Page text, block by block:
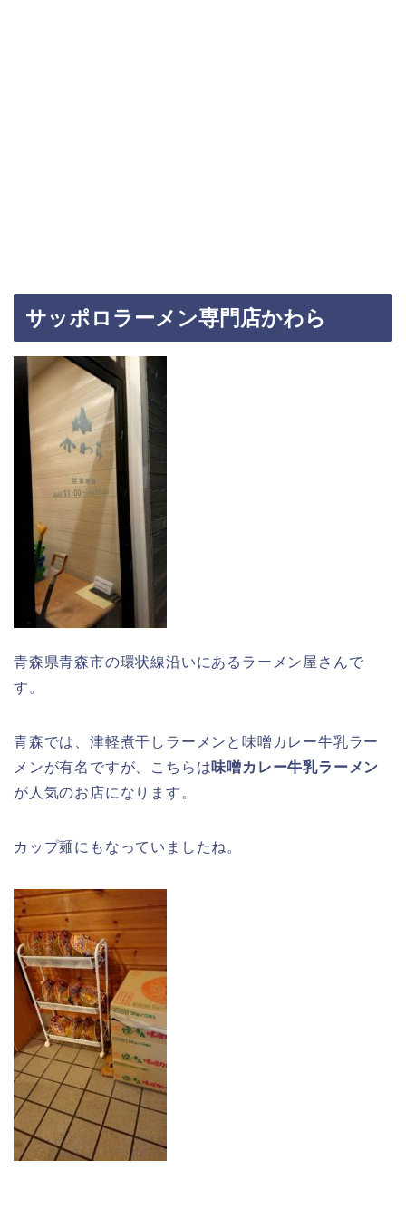
サッポロラーメン専門店かわら
青森県青森市の環状線沿いにあるラーメン屋さんで
す。
青森では、津軽煮干しラーメンと味噌カレー牛乳ラー
メンが有名ですが、こちらは味噌カレー牛乳ラーメン
が人気のお店になります。
カップ麺にもなっていましたね。